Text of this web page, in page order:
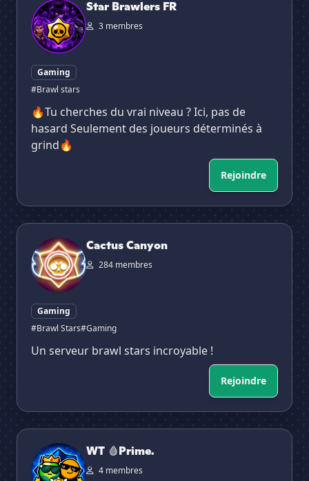
Star Brawlers FR
3 membres
Gaming
#Brawl stars
🔥Tu cherches du vrai niveau ? Ici, pas de
hasard Seulement des joueurs déterminés à
grind🔥
Rejoindre
Cactus Canyon
Cactus Canyon
284 membres
Gaming
#Brawl Stars#Gaming
Un serveur brawl stars incroyable !
Rejoindre
WT 🩸Prime.
WT 🩸Prime.
4 membres